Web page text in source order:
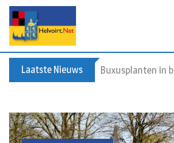
Laatste Nieuws Spreidingswet